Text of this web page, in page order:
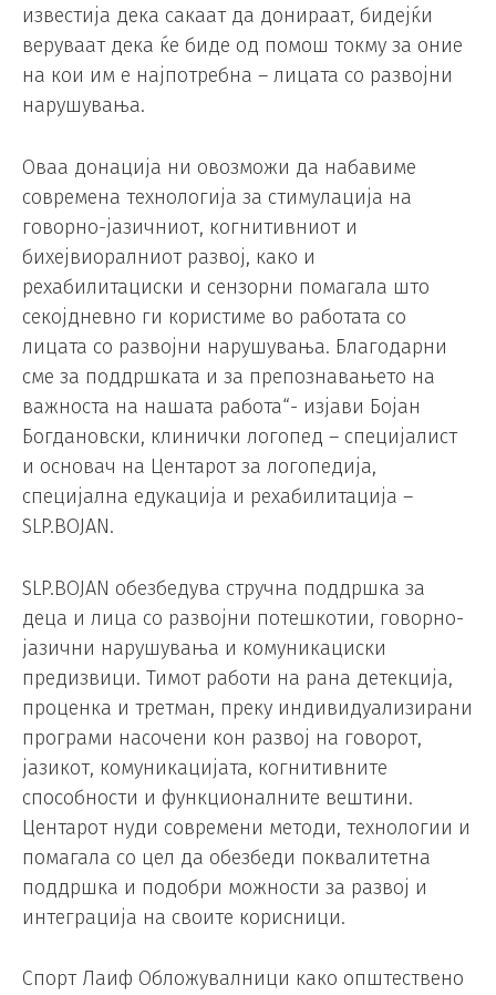
известија дека сакаат да донираат, бидејќи
веруваат дека ќе биде од помош токму за оние
на кои им е најпотребна – лицата со развојни
нарушувања.
Оваа донација ни овозможи да набавиме
современа технологија за стимулација на
говорно-јазичниот, когнитивниот и
бихејвиоралниот развој, како и
рехабилитациски и сензорни помагала што
секојдневно ги користиме во работата со
лицата со развојни нарушувања. Благодарни
сме за поддршката и за препознавањето на
важноста на нашата работа“- изјави Бојан
Богдановски, клинички логопед – специјалист
и основач на Центарот за логопедија,
специјална едукација и рехабилитација –
SLP.BOJAN.
SLP.BOJAN обезбедува стручна поддршка за
деца и лица со развојни потешкотии, говорно-
јазични нарушувања и комуникациски
предизвици. Тимот работи на рана детекција,
проценка и третман, преку индивидуализирани
програми насочени кон развој на говорот,
јазикот, комуникацијата, когнитивните
способности и функционалните вештини.
Центарот нуди современи методи, технологии и
помагала со цел да обезбеди поквалитетна
поддршка и подобри можности за развој и
интеграција на своите корисници.
Спорт Лаиф Обложувалници како општествено